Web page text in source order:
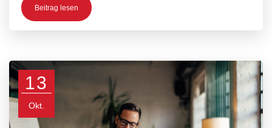
Beitrag lesen
13
Okt.